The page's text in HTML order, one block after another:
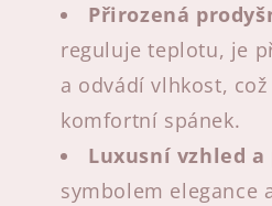
Přirozená
reguluje teplotu, je
a odvádí vlhkost,
komfortní spánek.
Luxusní vzhled
symbolem elegance